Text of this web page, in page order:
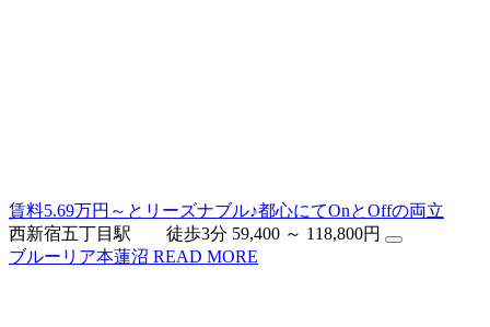
賃料5.69万円～とリーズナブル♪都心にてOnとOffの両立
西新宿五丁目駅 徒歩3分 59,400 ～ 118,800円
ブルーリア本蓮沼 READ MORE